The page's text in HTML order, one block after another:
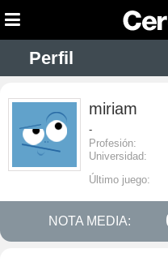
Perfil
miriam
-
Profesión:
Universidad:
Último juego:
NOTA MEDIA: